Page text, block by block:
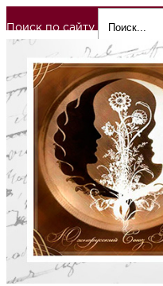
Поиск по сайту